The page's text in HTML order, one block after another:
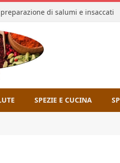
di salumi e insaccati
SPEZIE E CUCINA